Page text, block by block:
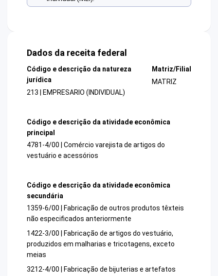
Dados da receita federal
Código e descrição da natureza
jurídica
213 | EMPRESARIO (INDIVIDUAL)
Matriz/Filial
MATRIZ
Código e descrição da atividade econômica
principal
4781-4/00 | Comércio varejista de artigos do
vestuário e acessórios
Código e descrição da atividade econômica
secundária
1359-6/00 | Fabricação de outros produtos têxteis
não especificados anteriormente
1422-3/00 | Fabricação de artigos do vestuário,
produzidos em malharias e tricotagens, exceto
meias
3212-4/00 | Fabricação de bijuterias e artefatos